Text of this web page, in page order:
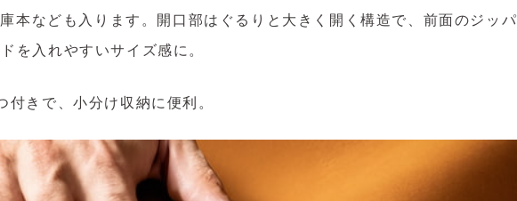
本なども入ります。開口部はぐるりと大きく開く構造で、前面のジッパ
を入れやすいサイズ感に。
きで、小分け収納に便利。